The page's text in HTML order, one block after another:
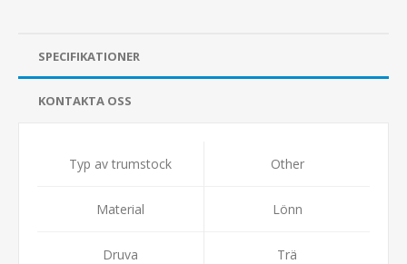
SPECIFIKATIONER
KONTAKTA OSS
Typ av trumstock Other
Material Lönn
Druva Trä